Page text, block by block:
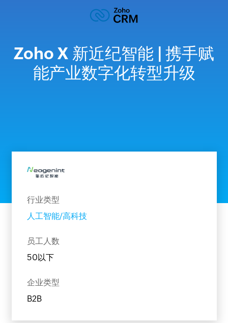
Zoho X 新近纪智能 | 携手赋
能产业数字化转型升级
行业类型
人工智能/高科技
员工人数
50以下
企业类型
B2B